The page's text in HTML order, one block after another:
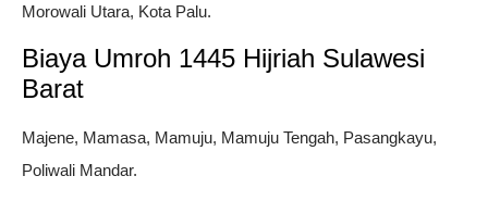
Morowali Utara, Kota Palu.
Biaya Umroh 1445 Hijriah Sulawesi
Barat
Majene, Mamasa, Mamuju, Mamuju Tengah, Pasangkayu,
Poliwali Mandar.